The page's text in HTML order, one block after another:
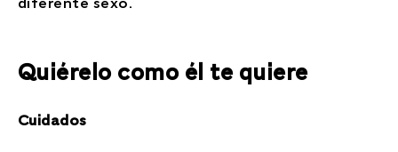
Quiérelo como él te quiere
Cuidados